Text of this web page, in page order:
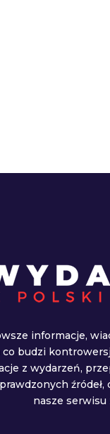
informacje,
budzi
z wydarzeń,
nasze